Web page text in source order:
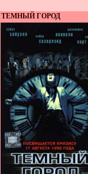
ТЕМНЫЙ ГОРОД